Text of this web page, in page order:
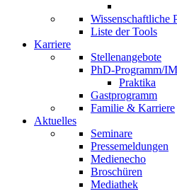
Wissenschaftliche
Liste der Tools
Karriere
Stellenangebote
PhD-Programm/
Praktika
Gastprogramm
Familie & Karriere
Aktuelles
Seminare
Pressemeldungen
Medienecho
Broschüren
Mediathek